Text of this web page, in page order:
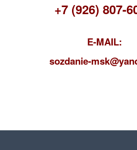
+7 (926) 807-
E-MAIL:
sozdanie-